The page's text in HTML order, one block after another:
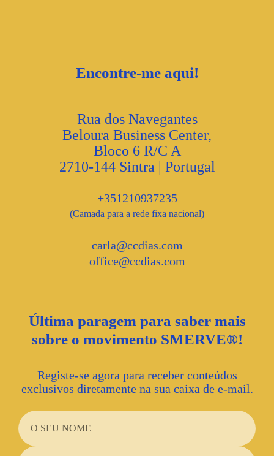
Encontre-me aqui!
Rua dos Navegantes
Beloura Business Center,
Bloco 6 R/C A
2710-144 Sintra | Portugal
+351210937235
(Camada para a rede fixa nacional)
carla@ccdias.com
office@ccdias.com
Última paragem para saber mais
sobre o movimento SMERVE®!
Registe-se agora para receber conteúdos
exclusivos diretamente na sua caixa de e-mail.